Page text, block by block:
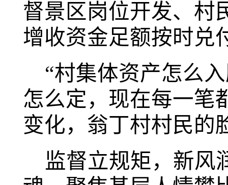
督景区岗位开发、村
增收资金足额按时兑
“村集体资产怎么
怎么定，现在每一笔
变化，翁丁村村民的
监督立规矩，新风